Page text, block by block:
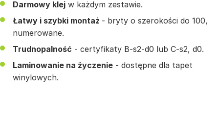
Darmowy klej w każdym zestawie.
Łatwy i szybki montaż - bryty o szerokości do 100,
numerowane.
Trudnopalność - certyfikaty B-s2-d0 lub C-s2, d0.
Laminowanie na życzenie - dostępne dla tapet
winylowych.